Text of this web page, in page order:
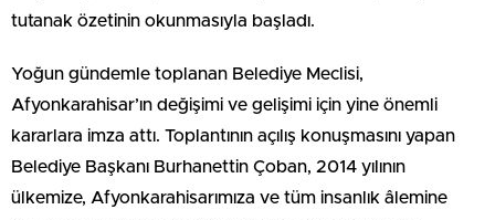
tutanak özetinin okunmasıyla başladı.
Yoğun gündemle toplanan Belediye Meclisi,
Afyonkarahisar’ın değişimi ve gelişimi için yine önemli
kararlara imza attı. Toplantının açılış konuşmasını yapan
Belediye Başkanı Burhanettin Çoban, 2014 yılının
ülkemize, Afyonkarahisarımıza ve tüm insanlık âlemine